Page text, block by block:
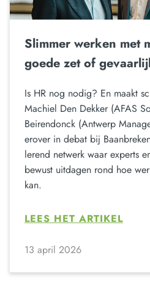
Slimmer werken met
goede zet of
Is HR nog nodig? En maakt
Machiel Den Dekker (AFAS
Beirendonck (Antwerp
erover in debat bij
lerend netwerk waar experts
bewust uitdagen rond hoe
kan.
LEES HET ARTIKEL
13 april 2026